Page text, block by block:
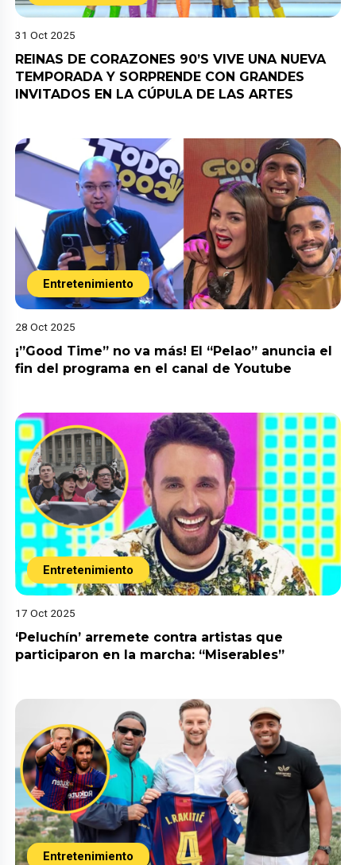
31 Oct 2025
REINAS DE CORAZONES 90’S VIVE UNA NUEVA
TEMPORADA Y SORPRENDE CON GRANDES
INVITADOS EN LA CÚPULA DE LAS ARTES
Entretenimiento
28 Oct 2025
¡”Good Time” no va más! El “Pelao” anuncia el
fin del programa en el canal de Youtube
Entretenimiento
17 Oct 2025
‘Peluchín’ arremete contra artistas que
participaron en la marcha: “Miserables”
Entretenimiento